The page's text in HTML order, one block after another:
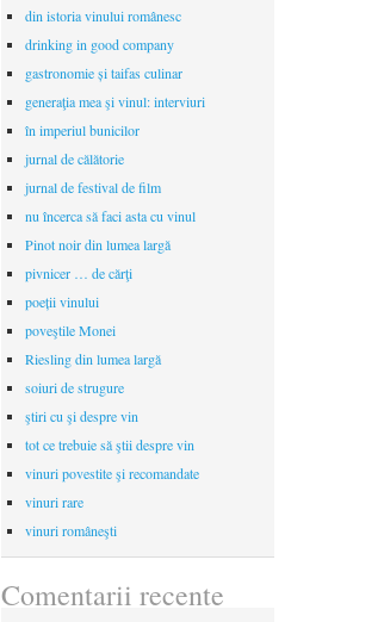
din istoria vinului românesc
drinking in good company
gastronomie și taifas culinar
generaţia mea şi vinul: interviuri
în imperiul bunicilor
jurnal de călătorie
jurnal de festival de film
nu încerca să faci asta cu vinul
Pinot noir din lumea largă
pivnicer … de cărţi
poeții vinului
poveştile Monei
Riesling din lumea largă
soiuri de strugure
ştiri cu şi despre vin
tot ce trebuie să ştii despre vin
vinuri povestite şi recomandate
vinuri rare
vinuri româneşti
Comentarii recente